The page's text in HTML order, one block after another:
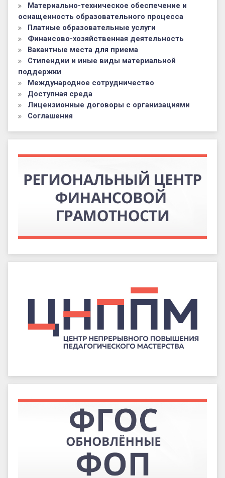
Материально-техническое обеспечение и
оснащенность образовательного процесса
Платные образовательные услуги
Финансово-хозяйственная деятельность
Вакантные места для приема
Стипендии и иные виды материальной
поддержки
Международное сотрудничество
Доступная среда
Лицензионные договоры с организациями
Соглашения